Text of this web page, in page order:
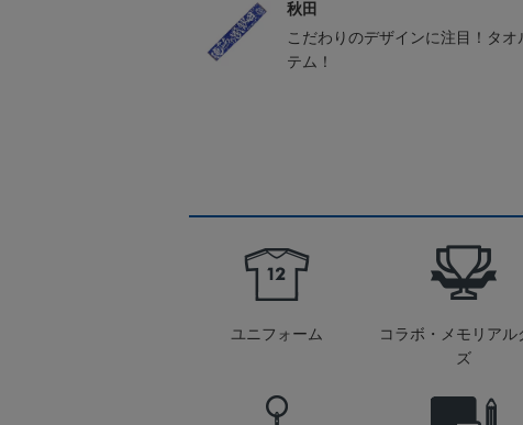
秋田
こだわりのデザインに注目！タ
テム！
ユニフォーム
コラボ・メモリアル
ズ